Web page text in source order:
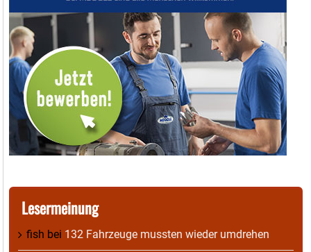
Lesermeinung
fish bei 132 Fahrzeuge mussten wieder umdrehen